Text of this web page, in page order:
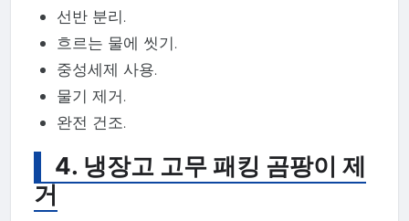
선반 분리.
흐르는 물에 씻기.
중성세제 사용.
물기 제거.
완전 건조.
4. 냉장고 고무 패킹 곰팡이 제
거